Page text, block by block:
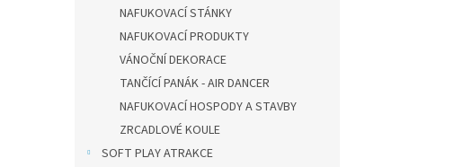
NAFUKOVACÍ STÁNKY
NAFUKOVACÍ PRODUKTY
VÁNOČNÍ DEKORACE
TANČÍCÍ PANÁK - AIR DANCER
NAFUKOVACÍ HOSPODY A STAVBY
ZRCADLOVÉ KOULE
SOFT PLAY ATRAKCE